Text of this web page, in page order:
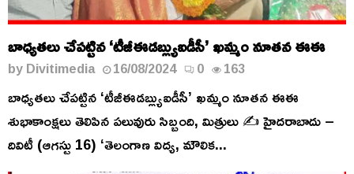
బాధ్యతలు చేపట్టిన ‘టీజీఈడబ్ల్యుఐడీసీ’ ఖమ్మం నూతన ఈఈ
byDivitimedia 16/08/2024 0 163
బాధ్యతలు చేపట్టిన ‘టీజీఈడబ్ల్యుఐడీసీ’ ఖమ్మం నూతన ఈఈ
శుభాకాంక్షలు తెలిపిన పలువురు సిబ్బంది, మిత్రులు ✍️ హైదరాబాదు –
దివిటీ (ఆగస్టు 16) ‘తెలంగాణ విద్య, మౌలిక...